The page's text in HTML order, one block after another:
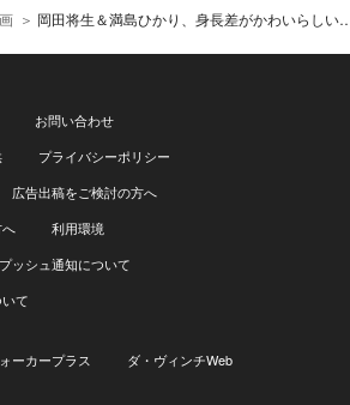
岡田将生＆満島ひかり、身長差がかわいらしい…笑顔満載ショットに「愛おしい」「ふたりが好きです」の声＜ラストマイ
お問い合わせ
プライバシーポリシー
広告出稿をご検討の方へ
利用環境
ッシュ通知について
て
ーカープラス
ダ・ヴィンチWeb